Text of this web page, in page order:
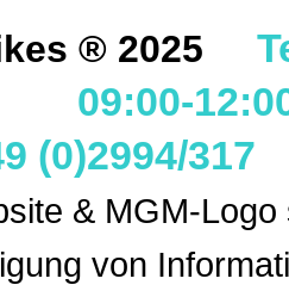
® 2025
09:00-
(0)2994/
& MGM-
von